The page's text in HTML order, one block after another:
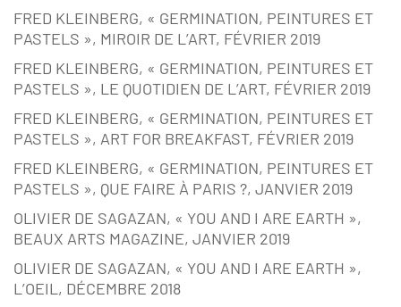
FRED KLEINBERG, « GERMINATION, PEINTURES ET
PASTELS », MIROIR DE L’ART, FÉVRIER 2019
FRED KLEINBERG, « GERMINATION, PEINTURES ET
PASTELS », LE QUOTIDIEN DE L’ART, FÉVRIER 2019
FRED KLEINBERG, « GERMINATION, PEINTURES ET
PASTELS », ART FOR BREAKFAST, FÉVRIER 2019
FRED KLEINBERG, « GERMINATION, PEINTURES ET
PASTELS », QUE FAIRE À PARIS ?, JANVIER 2019
OLIVIER DE SAGAZAN, « YOU AND I ARE EARTH »,
BEAUX ARTS MAGAZINE, JANVIER 2019
OLIVIER DE SAGAZAN, « YOU AND I ARE EARTH »,
L’OEIL, DÉCEMBRE 2018